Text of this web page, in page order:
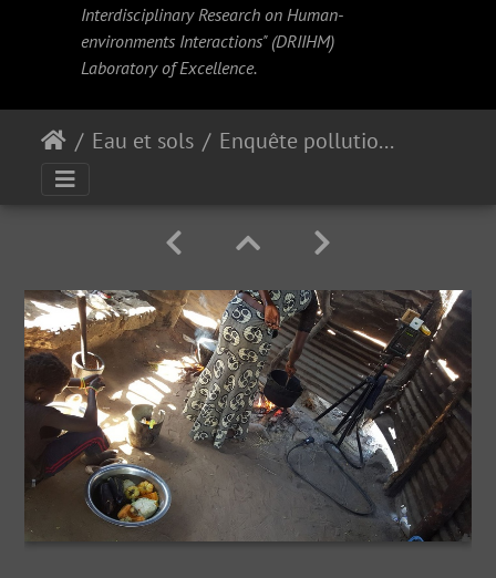
Interdisciplinary Research on Human-
environments Interactions" (DRIIHM)
Laboratory of Excellence.
Eau et sols Enquête pollution des ménages